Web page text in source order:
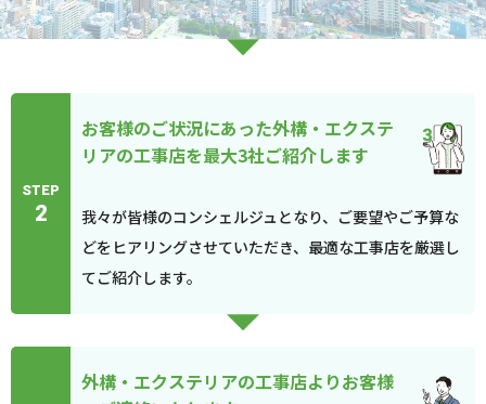
STEP
2
お客様のご状況にあった外構・エクステ
リアの工事店を最大3社ご紹介します
我々が皆様のコンシェルジュとなり、ご要望やご予算な
どをヒアリングさせていただき、最適な工事店を厳選し
てご紹介します。
外構・エクステリアの工事店よりお客様